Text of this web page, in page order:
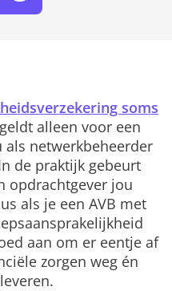
soms
alleen voor een
netwerkbeheerder
de praktijk gebeurt
opdrachtgever jou
als je een AVB met
aan om er eentje af
zorgen weg én